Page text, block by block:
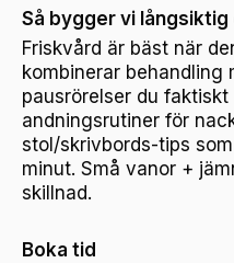
Så bygger vi
Friskvård är bäst när
kombinerar behandling
pausrörelser du
andningsrutiner för
stol/skrivbords-tips
minut. Små vanor +
skillnad.
Boka tid